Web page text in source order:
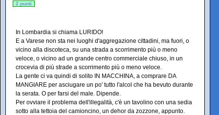
2 punti
In Lombardia si chiama LURIDO!
E a Varese non sta nei luoghi d'aggregazione cittadini, ma fuori, o
vicino alla discoteca, su una strada a scorrimento più o meno
veloce, o vicino ad un grande centro commerciale chiuso, in un
crocevia di più strade a scorrimento più o meno veloce.
La gente ci va quindi di solito IN MACCHINA, a comprare DA
MANGIARE per asciugare un po' tutto l'alcol che ha bevuto durante
la serata. O per farsi del male. Dipende.
Per ovviare il problema dell'illegalità, c'è un tavolino con una sedia
sotto alla tettoia del camioncino, un dehor da zozzone, appunto.